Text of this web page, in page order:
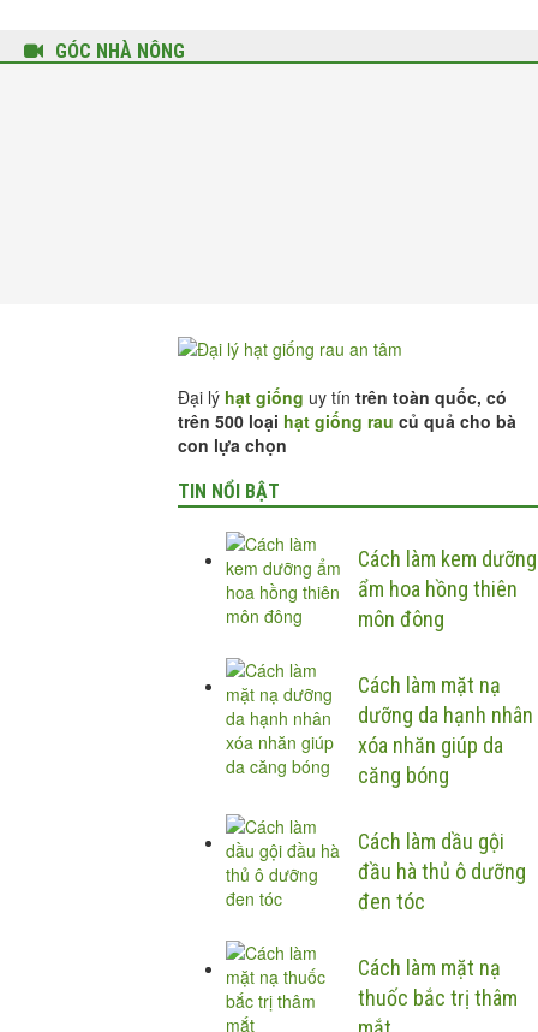
GÓC NHÀ NÔNG
Đại lý hạt giống uy tín trên toàn quốc, có
trên 500 loại hạt giống rau củ quả cho bà
con lựa chọn
TIN NỔI BẬT
Cách làm kem dưỡng
ẩm hoa hồng thiên
môn đông
Cách làm mặt nạ
dưỡng da hạnh nhân
xóa nhăn giúp da
căng bóng
Cách làm dầu gội
đầu hà thủ ô dưỡng
đen tóc
Cách làm mặt nạ
thuốc bắc trị thâm